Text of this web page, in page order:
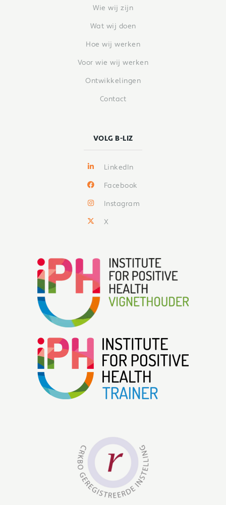
Wie wij zijn
Wat wij doen
Hoe wij werken
Voor wie wij werken
Ontwikkelingen
Contact
VOLG B-LIZ
LinkedIn
Facebook
Instagram
X